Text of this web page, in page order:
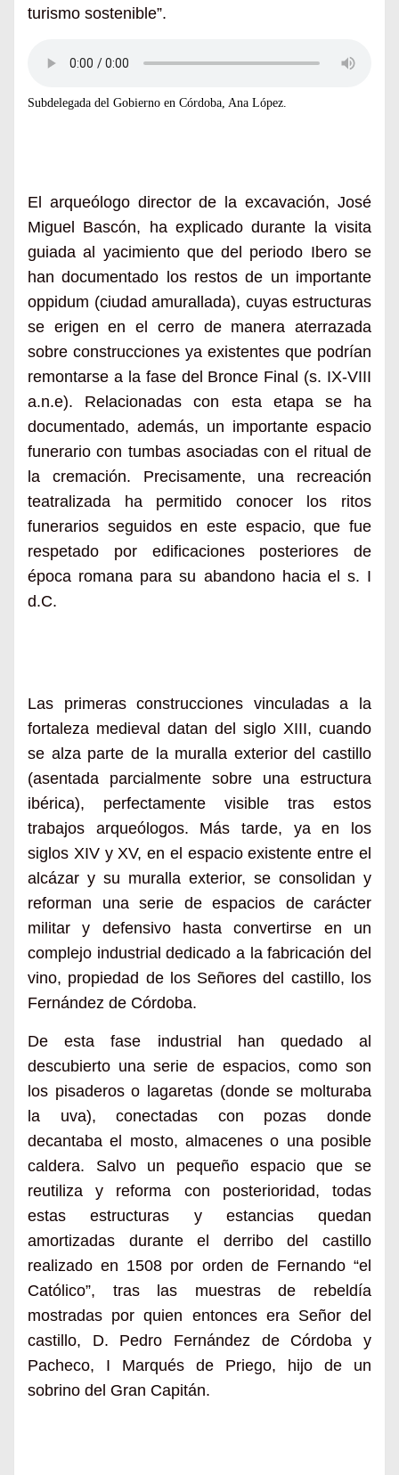
turismo sostenible”.
Subdelegada del Gobierno en Córdoba, Ana López.
El arqueólogo director de la excavación, José
Miguel Bascón, ha explicado durante la visita
guiada al yacimiento que del periodo Ibero se
han documentado los restos de un importante
oppidum (ciudad amurallada), cuyas estructuras
se erigen en el cerro de manera aterrazada
sobre construcciones ya existentes que podrían
remontarse a la fase del Bronce Final (s. IX-VIII
a.n.e). Relacionadas con esta etapa se ha
documentado, además, un importante espacio
funerario con tumbas asociadas con el ritual de
la cremación. Precisamente, una recreación
teatralizada ha permitido conocer los ritos
funerarios seguidos en este espacio, que fue
respetado por edificaciones posteriores de
época romana para su abandono hacia el s. I
d.C.
Las primeras construcciones vinculadas a la
fortaleza medieval datan del siglo XIII, cuando
se alza parte de la muralla exterior del castillo
(asentada parcialmente sobre una estructura
ibérica), perfectamente visible tras estos
trabajos arqueólogos. Más tarde, ya en los
siglos XIV y XV, en el espacio existente entre el
alcázar y su muralla exterior, se consolidan y
reforman una serie de espacios de carácter
militar y defensivo hasta convertirse en un
complejo industrial dedicado a la fabricación del
vino, propiedad de los Señores del castillo, los
Fernández de Córdoba.
De esta fase industrial han quedado al
descubierto una serie de espacios, como son
los pisaderos o lagaretas (donde se molturaba
la uva), conectadas con pozas donde
decantaba el mosto, almacenes o una posible
caldera. Salvo un pequeño espacio que se
reutiliza y reforma con posterioridad, todas
estas estructuras y estancias quedan
amortizadas durante el derribo del castillo
realizado en 1508 por orden de Fernando “el
Católico”, tras las muestras de rebeldía
mostradas por quien entonces era Señor del
castillo, D. Pedro Fernández de Córdoba y
Pacheco, I Marqués de Priego, hijo de un
sobrino del Gran Capitán.